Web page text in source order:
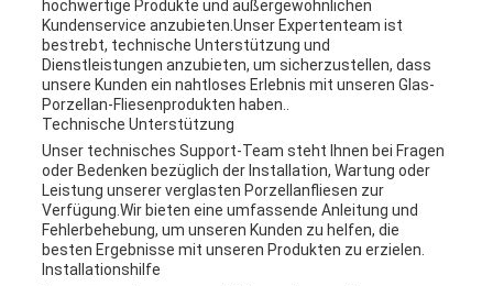
hochwertige Produkte und außergewöhnlichen
Kundenservice anzubieten.Unser Expertenteam ist
bestrebt, technische Unterstützung und
Dienstleistungen anzubieten, um sicherzustellen, dass
unsere Kunden ein nahtloses Erlebnis mit unseren Glas-
Porzellan-Fliesenprodukten haben..
Technische Unterstützung
Unser technisches Support-Team steht Ihnen bei Fragen
oder Bedenken bezüglich der Installation, Wartung oder
Leistung unserer verglasten Porzellanfliesen zur
Verfügung.Wir bieten eine umfassende Anleitung und
Fehlerbehebung, um unseren Kunden zu helfen, die
besten Ergebnisse mit unseren Produkten zu erzielen.
Installationshilfe